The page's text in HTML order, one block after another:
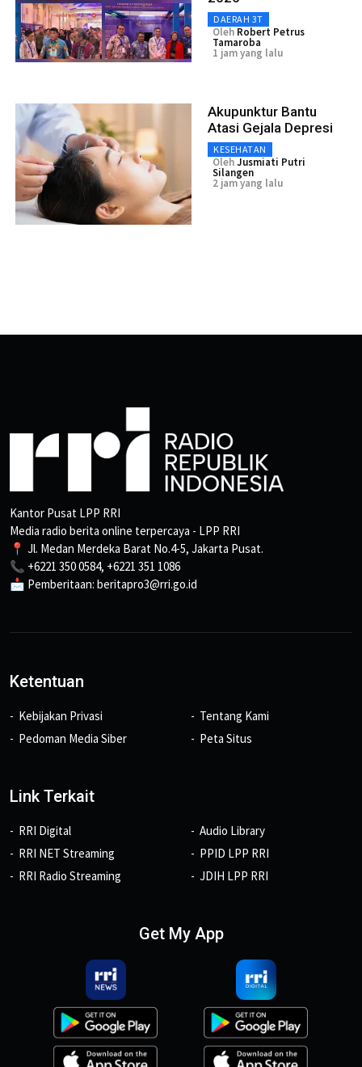
DAERAH 3T
Oleh Robert Petrus
Tamaroba
1 jam yang lalu
Akupunktur Bantu
Atasi Gejala Depresi
KESEHATAN
OlehJusmiati Putri
Silangen
2 jam yang lalu
Kantor Pusat LPP RRI
Media radio berita online terpercaya - LPP RRI
📍 Jl. Medan Merdeka Barat No.4-5, Jakarta Pusat.
📞 +6221 350 0584, +6221 351 1086
📩 Pemberitaan: beritapro3@rri.go.id
Ketentuan
Kebijakan Privasi
Pedoman Media Siber
Tentang Kami
Peta Situs
Link Terkait
RRI Digital
RRI NET Streaming
RRI Radio Streaming
Audio Library
PPID LPP RRI
JDIH LPP RRI
Get My App